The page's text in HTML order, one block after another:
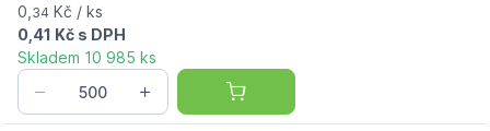
0, 34 Kč / ks
0,41 Kč s DPH
Skladem 10 985 ks